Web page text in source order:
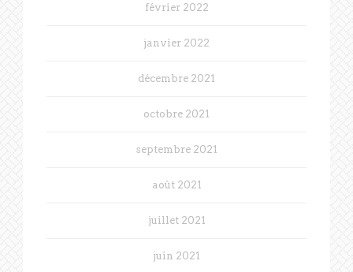
février 2022
janvier 2022
décembre 2021
octobre 2021
septembre 2021
août 2021
juillet 2021
juin 2021